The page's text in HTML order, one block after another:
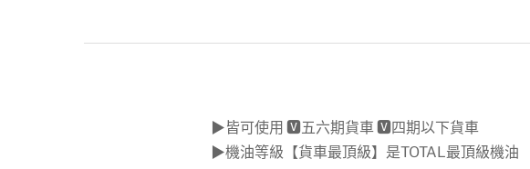
▶皆可使用 🆅五六期貨車 🆅四期以下貨車
▶機油等級【貨車最頂級】是TOTAL最頂級機油